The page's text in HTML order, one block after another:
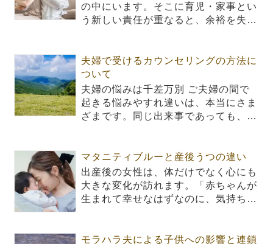
の中にいます。そこに育児・家事とい
う新しい責任が重なると、余裕を失…
夫婦で受けるカウンセリングの方法に
ついて
夫婦の悩みは千差万別 ご夫婦の間で
起きる悩みやすれ違いは、本当にさま
ざまです。同じ出来事であっても、…
マタニティブルーと産後うつの違い
出産後の女性は、体だけでなく心にも
大きな変化が訪れます。「赤ちゃんが
生まれて幸せなはずなのに、気持ち…
モラハラ夫による子供への影響と連鎖